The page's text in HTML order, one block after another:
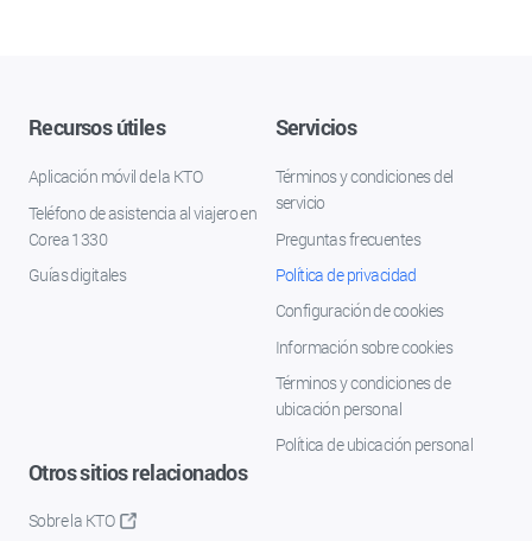
Recursos útiles
Aplicación móvil de la KTO
Teléfono de asistencia al viajero en
Corea 1330
Guías digitales
Servicios
Términos y condiciones del
servicio
Preguntas frecuentes
Política de privacidad
Configuración de cookies
Información sobre cookies
Términos y condiciones de
ubicación personal
Política de ubicación personal
Otros sitios relacionados
Sobre la KTO